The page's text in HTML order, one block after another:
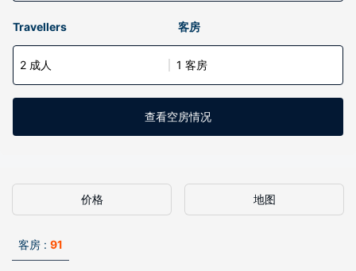
Travellers 客房
2 成人 1 客房
查看空房情况
价格 地图
客房 : 91